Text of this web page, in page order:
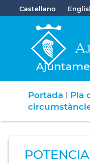
Castellano
Portada | Pla